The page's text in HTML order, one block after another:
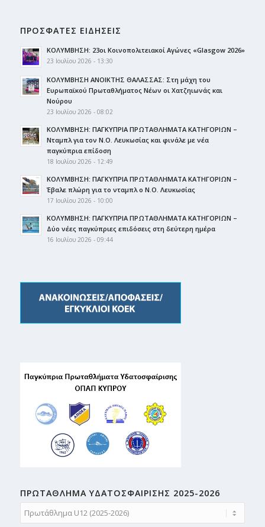
ΠΡΟΣΦΑΤΕΣ ΕΙΔΗΣΕΙΣ
ΚΟΛΥΜΒΗΣΗ: 23οι Κοινοπολιτειακοί Αγώνες «Glasgow 2026»
23 Ιουλίου 2026 - 13:30
ΚΟΛΥΜΒΗΣΗ ΑΝΟΙΚΤΗΣ ΘΑΛΑΣΣΑΣ: Στη μάχη του
Ευρωπαϊκού Πρωταθλήματος Νέων οι Χατζηιωνάς και
Νούρου
23 Ιουλίου 2026 - 08:02
ΚΟΛΥΜΒΗΣΗ: ΠΑΓΚΥΠΡΙΑ ΠΡΩΤΑΘΛΗΜΑΤΑ ΚΑΤΗΓΟΡΙΩΝ –
Νταμπλ για τον Ν.Ο. Λευκωσίας και φινάλε με νέα
παγκύπρια επίδοση
18 Ιουλίου 2026 - 12:49
ΚΟΛΥΜΒΗΣΗ: ΠΑΓΚΥΠΡΙΑ ΠΡΩΤΑΘΛΗΜΑΤΑ ΚΑΤΗΓΟΡΙΩΝ –
Έβαλε πλώρη για το νταμπλ ο Ν.Ο. Λευκωσίας
17 Ιουλίου 2026 - 10:00
ΚΟΛΥΜΒΗΣΗ: ΠΑΓΚΥΠΡΙΑ ΠΡΩΤΑΘΛΗΜΑΤΑ ΚΑΤΗΓΟΡΙΩΝ –
Δύο νέες παγκύπριες επιδόσεις στη δεύτερη ημέρα
16 Ιουλίου 2026 - 09:44
ΠΡΩΤΑΘΛΗMA ΥΔΑΤΟΣΦΑΙΡΙΣΗΣ 2025-2026